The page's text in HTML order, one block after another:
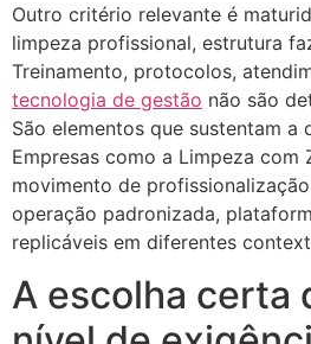
Outro critério relevante é
limpeza profissional, estrutura
Treinamento, protocolos,
tecnologia de gestão não são
São elementos que sustentam a
Empresas como a Limpeza com
movimento de
operação padronizada,
replicáveis em diferentes
A escolha certa